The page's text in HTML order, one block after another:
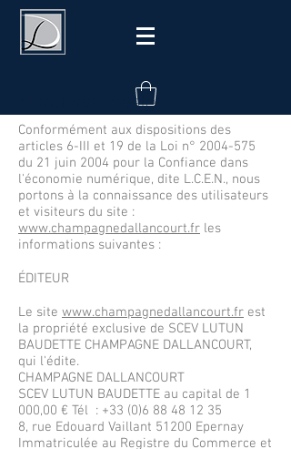
Mentions Légales
Conformément aux dispositions des
articles 6-III et 19 de la Loi n° 2004-575
du 21 juin 2004 pour la Confiance dans
l'économie numérique, dite L.C.E.N., nous
portons à la connaissance des utilisateurs
et visiteurs du site :
www.champagnedallancourt.fr les
informations suivantes :
ÉDITEUR
Le site www.champagnedallancourt.fr est
la propriété exclusive de SCEV LUTUN
BAUDETTE CHAMPAGNE DALLANCOURT,
qui l'édite.
CHAMPAGNE DALLANCOURT
SCEV LUTUN BAUDETTE au capital de 1
000,00 € Tél : +33 (0)6 88 48 12 35
8, rue Edouard Vaillant 51200 Epernay
Immatriculée au Registre du Commerce et